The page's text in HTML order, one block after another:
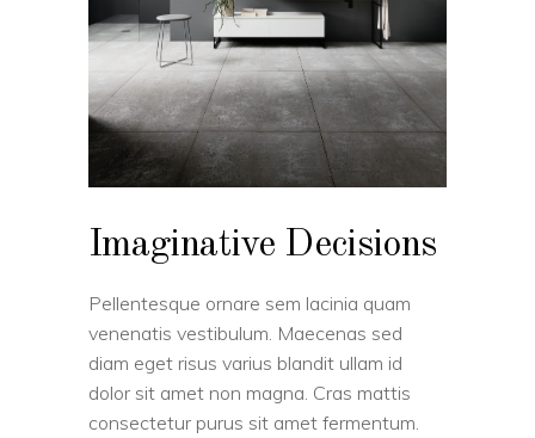
Imaginative Decisions
Pellentesque ornare sem lacinia quam
venenatis vestibulum. Maecenas sed
diam eget risus varius blandit ullam id
dolor sit amet non magna. Cras mattis
consectetur purus sit amet fermentum.